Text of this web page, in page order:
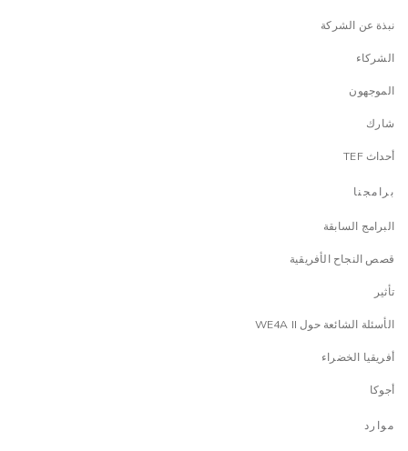
نبذة عن الشركة
الشركاء
الموجهون
شارك
أحداث TEF
برامجنا
البرامج السابقة
قصص النجاح الأفريقية
تأثير
الأسئلة الشائعة حول WE4A II
أفريقيا الخضراء
أجوكا
موارد